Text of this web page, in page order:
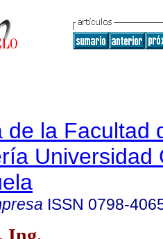
de la Facultad
Universidad
ISSN 0798-